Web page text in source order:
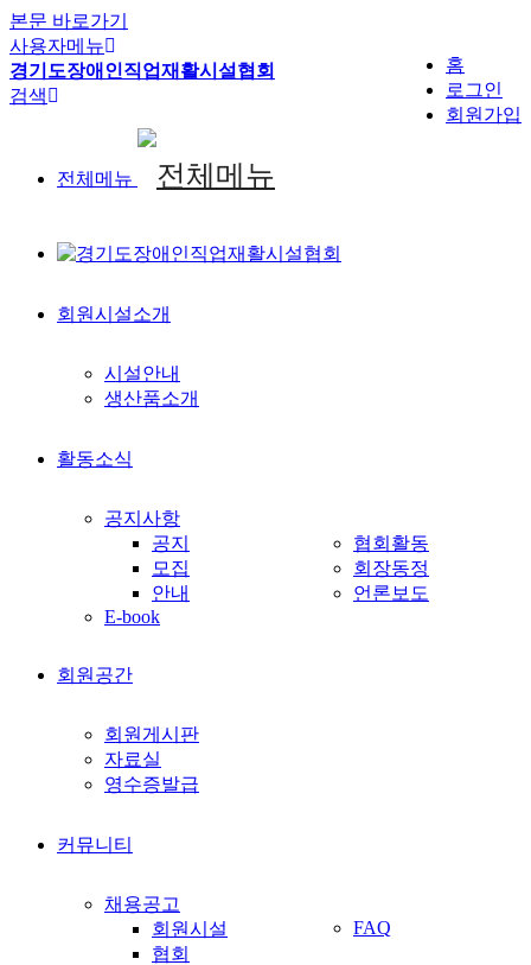
본문 바로가기
홈
로그인
회원가입
사용자메뉴
경기도장애인직업재활시설협회
검색
전체메뉴
회원시설소개
시설안내
생산품소개
활동소식
공지사항
공지
모집
안내
협회활동
회장동정
언론보도
E-book
회원공간
회원게시판
자료실
영수증발급
커뮤니티
채용공고
회원시설
협회
FAQ